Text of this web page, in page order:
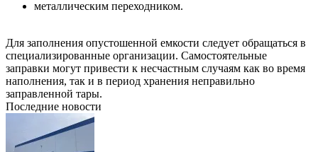
металлическим переходником.
Для заполнения опустошенной емкости следует обращаться в
специализированные организации. Самостоятельные
заправки могут привести к несчастным случаям как во время
наполнения, так и в период хранения неправильно
заправленной тары.
Последние новости